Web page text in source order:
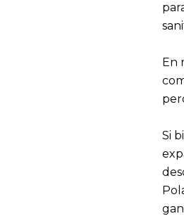
En
Si